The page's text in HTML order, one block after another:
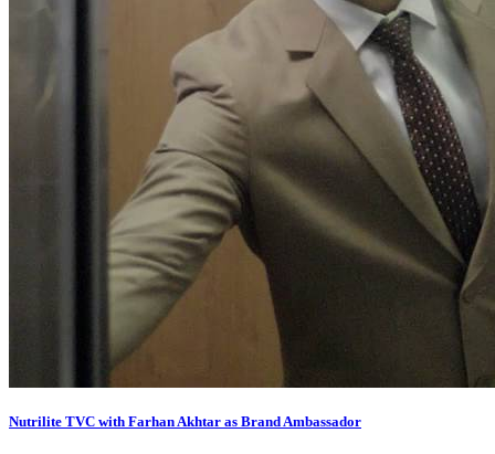
Nutrilite TVC with Farhan Akhtar as Brand Ambassador